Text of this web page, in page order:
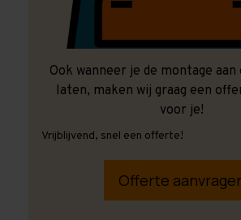
Ook wanneer je de montage
laten, maken wij graag een
voor je!
Vrijblijvend, snel een offerte!
Offerte